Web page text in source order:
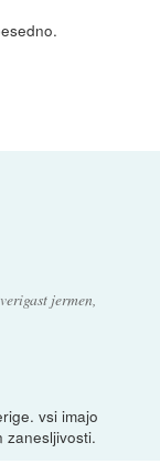
jermen,
vsi imajo
zanesljivosti.